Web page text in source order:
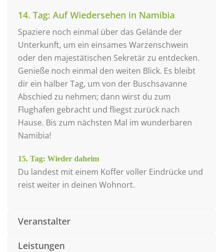
14. Tag: Auf Wiedersehen in Namibia
Spaziere noch einmal über das Gelände der
Unterkunft, um ein einsames Warzenschwein
oder den majestätischen Sekretär zu entdecken.
Genieße noch einmal den weiten Blick. Es bleibt
dir ein halber Tag, um von der Buschsavanne
Abschied zu nehmen; dann wirst du zum
Flughafen gebracht und fliegst zurück nach
Hause. Bis zum nächsten Mal im wunderbaren
Namibia!
15. Tag: Wieder daheim
Du landest mit einem Koffer voller Eindrücke und
reist weiter in deinen Wohnort.
Veranstalter
Leistungen